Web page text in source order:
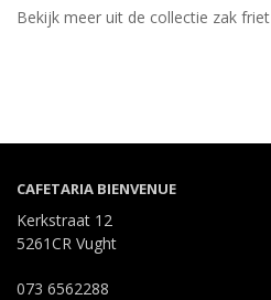
Bekijk meer uit de collectie zak friet
CAFETARIA BIENVENUE
Kerkstraat 12
5261CR Vught
073 6562288